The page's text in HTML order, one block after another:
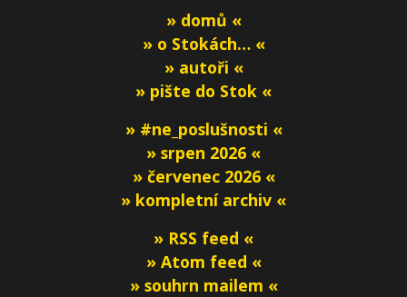
» domů «
» o Stokách… «
» autoři «
» pište do Stok «
» #ne_poslušnosti «
» srpen 2026 «
» červenec 2026 «
» kompletní archiv «
» RSS feed «
» Atom feed «
» souhrn mailem «